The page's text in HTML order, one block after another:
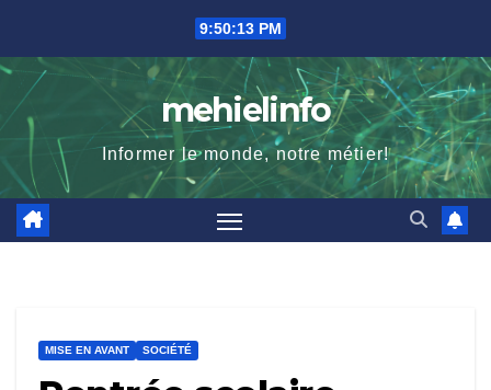
content
9:50:14 PM
mehielinfo
Informer le monde, notre métier!
MISE EN AVANT SOCIÉTÉ